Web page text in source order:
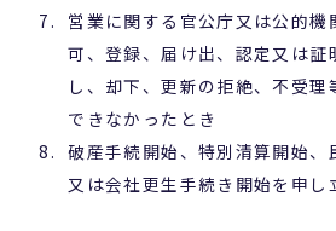
営業に関する官公庁又は公的機
可、登録、届け出、認定又は証
し、却下、更新の拒絶、不受理
できなかったとき
破産手続開始、特別清算開始、
又は会社更生手続き開始を申し